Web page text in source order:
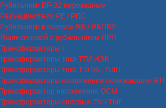
Рубильники ВР-32 перекидные
Разъединители РЕ / РПС
Рубильники в корпусе ЯБ / ЯБПВУ
Ящик силовой с рубильником ЯРП
Трансформаторы
трансформаторы тока ТТИ ИЭК
Трансформаторы тока Т-0.66 , ТШП
Трансформаторы напряжения понижающие
Трансформатор напряжения ОСМ
Трансформаторы силовые ТМ / ТМГ